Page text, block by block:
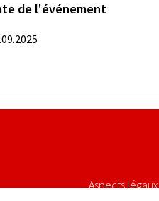
de l'événement
Aspects légaux